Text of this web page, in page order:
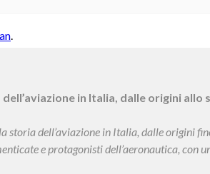
.
in Italia, dalle origini allo
storia dell’aviazione in Italia, dalle origini
e protagonisti dell’aeronautica, con